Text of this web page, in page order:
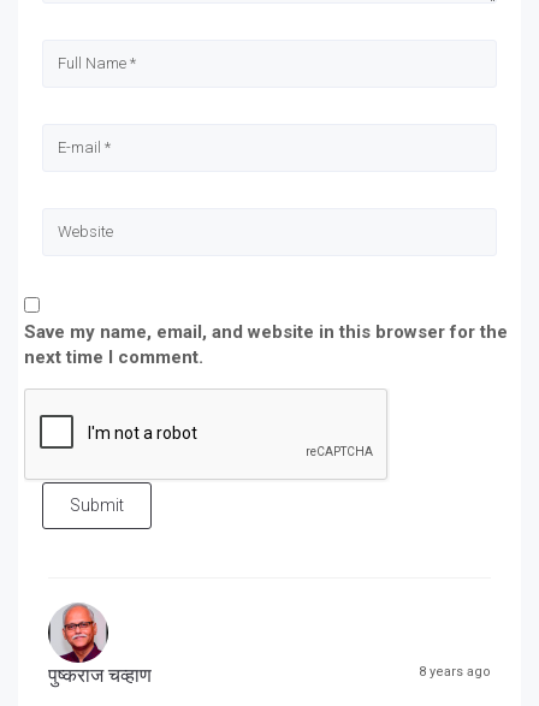
Save my name, email, and website in this browser for the
next time I comment.
Submit
पुष्कराज चव्हाण 8 years ago